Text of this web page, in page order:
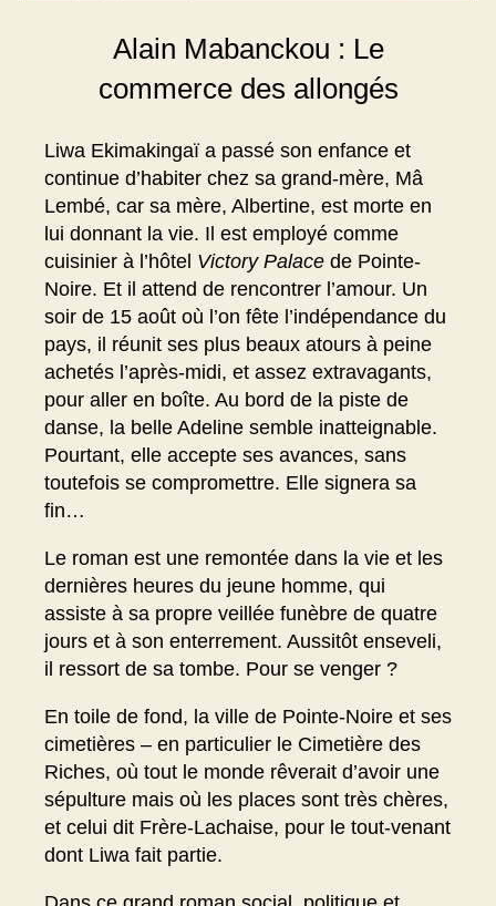
Alain Mabanckou : Le
commerce des allongés
Liwa Ekimakingaï a passé son enfance et
continue d’habiter chez sa grand-mère, Mâ
Lembé, car sa mère, Albertine, est morte en
lui donnant la vie. Il est employé comme
cuisinier à l’hôtel Victory Palace de Pointe-
Noire. Et il attend de rencontrer l’amour. Un
soir de 15 août où l’on fête l’indépendance du
pays, il réunit ses plus beaux atours à peine
achetés l’après-midi, et assez extravagants,
pour aller en boîte. Au bord de la piste de
danse, la belle Adeline semble inatteignable.
Pourtant, elle accepte ses avances, sans
toutefois se compromettre. Elle signera sa
fin…
Le roman est une remontée dans la vie et les
dernières heures du jeune homme, qui
assiste à sa propre veillée funèbre de quatre
jours et à son enterrement. Aussitôt enseveli,
il ressort de sa tombe. Pour se venger ?
En toile de fond, la ville de Pointe-Noire et ses
cimetières – en particulier le Cimetière des
Riches, où tout le monde rêverait d’avoir une
sépulture mais où les places sont très chères,
et celui dit Frère-Lachaise, pour le tout-venant
dont Liwa fait partie.